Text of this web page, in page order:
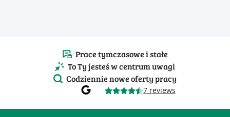
Prace tymczasowe i stałe
To Ty jesteś w centrum uwagi
Codziennie nowe oferty pracy
7 reviews